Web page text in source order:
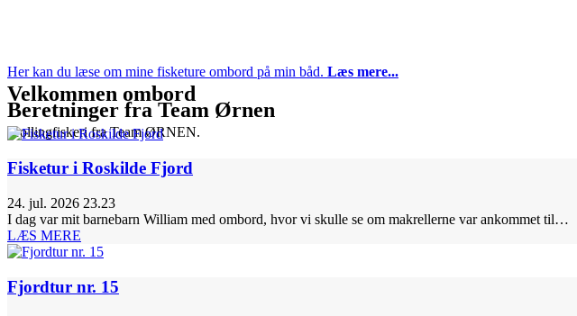
Velkommen ombord
Trollingfiskeri fra Team ØRNEN.
Her kan du læse om mine fisketure ombord på min båd. Læs mere...
Beretninger fra Team Ørnen
Fisketur i Roskilde Fjord
24. jul. 2026 23.23
I dag var mit barnebarn William med ombord, hvor vi skulle se om makrellerne var ankommet til…
LÆS MERE
Fjordtur nr. 15